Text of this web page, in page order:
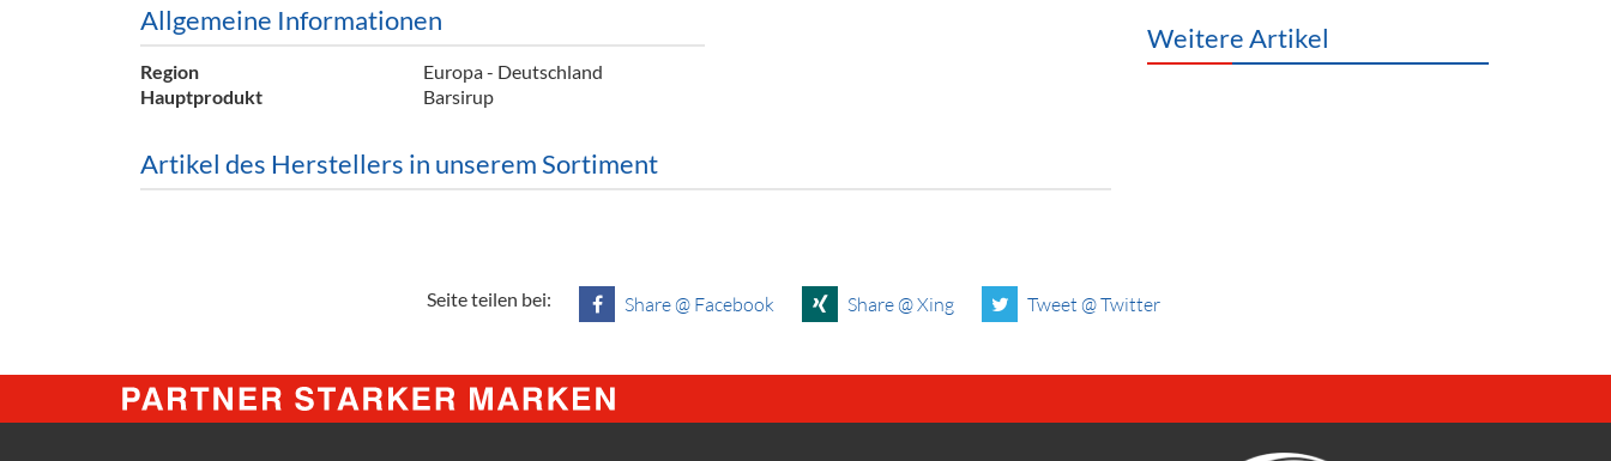
Gläser
Kühlanhänger
Theken + Zubehör
Hygieneartikel & Desinfektion
Allgemeine Informationen
Region
Europa - Deutschland
Hauptprodukt
Barsirup
Artikel des Herstellers in unserem Sortiment
Weitere Artikel
Seite teilen bei: Share @ Facebook Share @ Xing Tweet @ Twitter